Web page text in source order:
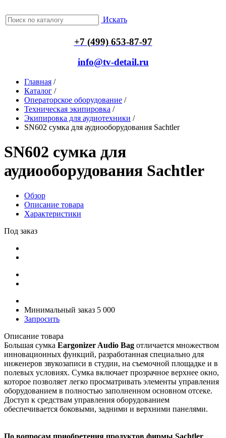
Искать
+7 (499) 653-87-97
info@tv-detail.ru
Главная /
Каталог /
Операторское оборудование /
Техническая экипировка /
Экипировка для аудиотехники /
SN602 сумка для аудиооборудования Sachtler
SN602 сумка для
аудиооборудования Sachtler
Обзор
Описание товара
Характеристики
Под заказ
Минимальный заказ 5 000
Запросить
Описание товара
Большая сумка Eargonizer Audio Bag отличается множеством
инновационных функций, разработанная специально для
инженеров звукозаписи в студии, на съемочной площадке и в
полевых условиях. Сумка включает прозрачное верхнее окно,
которое позволяет легко просматривать элементы управления
оборудованием в полностью заполненном основном отсеке.
Доступ к средствам управления оборудованием
обеспечивается боковыми, задними и верхними панелями.
По вопросам приобретения продуктов фирмы Sachtler